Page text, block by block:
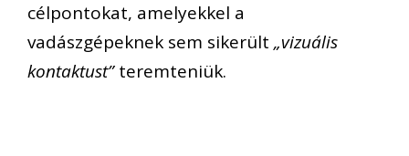
célpontokat, amelyekkel a
vadászgépeknek sem sikerült „vizuális
kontaktust”teremteniük.